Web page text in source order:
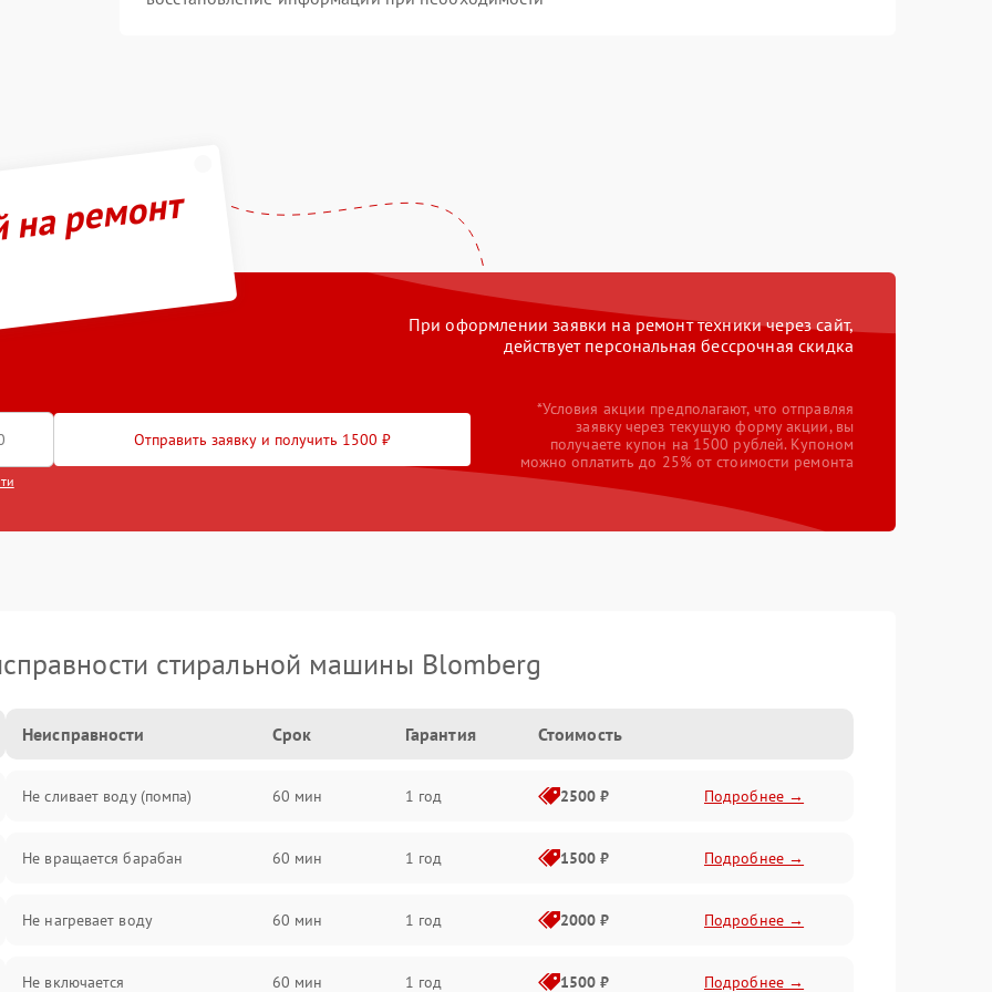
ремонт
При оформлении заявки на ремонт техники через сайт,
действует персональная бессрочная скидка
Отправить заявку и получить 1500 ₽
*Условия акции предполагают, что отправляя
заявку через текущую форму акции, вы
получаете купон на 1500 рублей. Купоном
можно оплатить до 25% от стоимости ремонта
стиральной машины Blomberg
Неисправности Срок Гарантия Стоимость
Не сливает воду (помпа) 60 мин 1 год 2500 ₽ Подробнее →
Не вращается барабан 60 мин 1 год 1500 ₽ Подробнее →
Не нагревает воду 60 мин 1 год 2000 ₽ Подробнее →
Не включается 60 мин 1 год 1500 ₽ Подробнее →